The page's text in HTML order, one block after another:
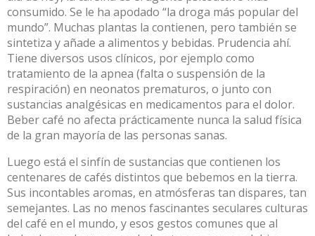
consumido. Se le ha apodado “la droga más popular del
mundo”. Muchas plantas la contienen, pero también se
sintetiza y añade a alimentos y bebidas. Prudencia ahí.
Tiene diversos usos clínicos, por ejemplo como
tratamiento de la apnea (falta o suspensión de la
respiración) en neonatos prematuros, o junto con
sustancias analgésicas en medicamentos para el dolor.
Beber café no afecta prácticamente nunca la salud física
de la gran mayoría de las personas sanas.
Luego está el sinfín de sustancias que contienen los
centenares de cafés distintos que bebemos en la tierra.
Sus incontables aromas, en atmósferas tan dispares, tan
semejantes. Las no menos fascinantes seculares culturas
del café en el mundo, y esos gestos comunes que al